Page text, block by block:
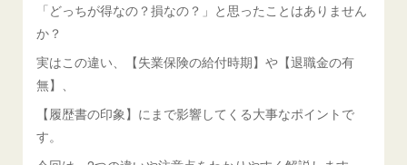
「どっちが得なの？損なの？」と思ったことはありません
か？
実はこの違い、【失業保険の給付時期】や【退職金の有
無】、
【履歴書の印象】にまで影響してくる大事なポイントで
す。